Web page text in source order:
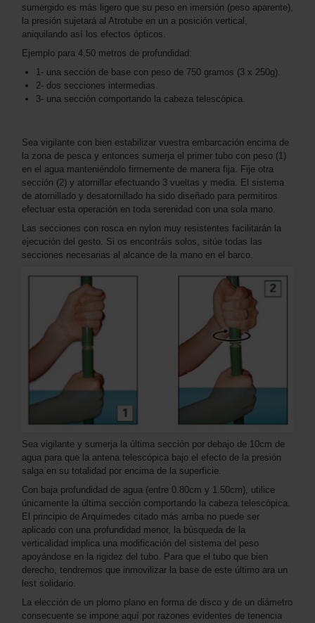
sumergido es más ligero que su peso en imersión (peso aparente),
la presión sujetará al Atrotube en un a posición vertical,
aniquilando así los efectos ópticos.
Ejemplo para 4,50 metros de profundidad:
1- una sección de base con peso de 750 gramos (3 x 250g).
2- dos secciones intermedias.
3- una sección comportando la cabeza telescópica.
Sea vigilante con bien estabilizar vuestra embarcación encima de
la zona de pesca y entonces sumerja el primer tubo con peso (1)
en el agua manteniéndolo firmemente de manera fija. Fije otra
sección (2) y atornillar efectuando 3 vueltas y media. El sistema
de atornillado y desatornillado ha sido diseñado para permitiros
efectuar esta operación en toda serenidad con una sola mano.
Las secciones con rosca en nylon muy resistentes facilitarán la
ejecución del gesto. Si os encontráis solos, sitúe todas las
secciones necesarias al alcance de la mano en el barco.
Sea vigilante y sumerja la última sección por debajo de 10cm de
agua para que la antena telescópica bajo el efecto de la presión
salga en su totalidad por encima de la superficie.
Con baja profundidad de agua (entre 0.80cm y 1.50cm), utilice
únicamente la última sección comportando la cabeza telescópica.
El principio de Arquímedes citado más arriba no puede ser
aplicado con una profundidad menor, la búsqueda de la
verticalidad implica una modificación del sistema del peso
apoyándose en la rigidez del tubo. Para que el tubo que bien
derecho, tendremos que inmovilizar la base de este último ara un
lest solidario.
La elección de un plomo plano en forma de disco y de un diámetro
consecuente se impone aquí por razones evidentes de tenencia